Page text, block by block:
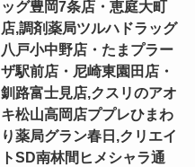
ッグ豊岡7条店・恵庭大町
店,調剤薬局ツルハドラッグ
八戸小中野店・たまプラー
ザ駅前店・尼崎東園田店・
釧路富士見店,クスリのアオ
キ松山高岡店ププレひまわ
り薬局グラン春日,クリエイ
トSD南林間ヒメシャラ通